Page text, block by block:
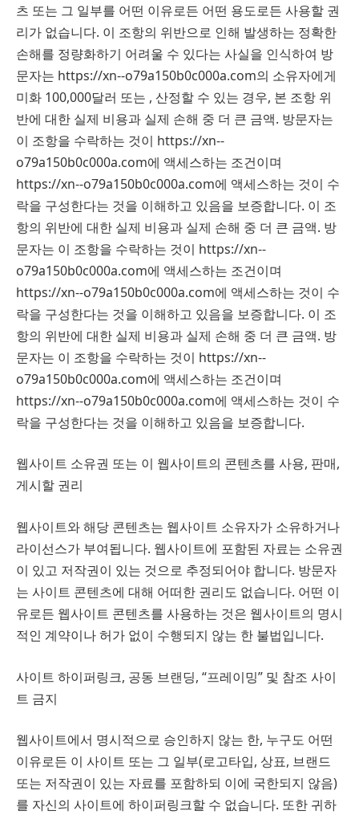
츠 또는 그 일부를 어떤 이유로든 어떤 용도로든 사용할 권
리가 없습니다. 이 조항의 위반으로 인해 발생하는 정확한
손해를 정량화하기 어려울 수 있다는 사실을 인식하여 방
문자는 https://xn--o79a150b0c000a.com의 소유자에게
미화 100,000달러 또는 , 산정할 수 있는 경우, 본 조항 위
반에 대한 실제 비용과 실제 손해 중 더 큰 금액. 방문자는
이 조항을 수락하는 것이 https://xn--
o79a150b0c000a.com에 액세스하는 조건이며
https://xn--o79a150b0c000a.com에 액세스하는 것이 수
락을 구성한다는 것을 이해하고 있음을 보증합니다. 이 조
항의 위반에 대한 실제 비용과 실제 손해 중 더 큰 금액. 방
문자는 이 조항을 수락하는 것이 https://xn--
o79a150b0c000a.com에 액세스하는 조건이며
https://xn--o79a150b0c000a.com에 액세스하는 것이 수
락을 구성한다는 것을 이해하고 있음을 보증합니다. 이 조
항의 위반에 대한 실제 비용과 실제 손해 중 더 큰 금액. 방
문자는 이 조항을 수락하는 것이 https://xn--
o79a150b0c000a.com에 액세스하는 조건이며
https://xn--o79a150b0c000a.com에 액세스하는 것이 수
락을 구성한다는 것을 이해하고 있음을 보증합니다.
웹사이트 소유권 또는 이 웹사이트의 콘텐츠를 사용, 판매,
게시할 권리
웹사이트와 해당 콘텐츠는 웹사이트 소유자가 소유하거나
라이선스가 부여됩니다. 웹사이트에 포함된 자료는 소유권
이 있고 저작권이 있는 것으로 추정되어야 합니다. 방문자
는 사이트 콘텐츠에 대해 어떠한 권리도 없습니다. 어떤 이
유로든 웹사이트 콘텐츠를 사용하는 것은 웹사이트의 명시
적인 계약이나 허가 없이 수행되지 않는 한 불법입니다.
사이트 하이퍼링크, 공동 브랜딩, “프레이밍” 및 참조 사이
트 금지
웹사이트에서 명시적으로 승인하지 않는 한, 누구도 어떤
이유로든 이 사이트 또는 그 일부(로고타입, 상표, 브랜드
또는 저작권이 있는 자료를 포함하되 이에 국한되지 않음)
를 자신의 사이트에 하이퍼링크할 수 없습니다. 또한 귀하